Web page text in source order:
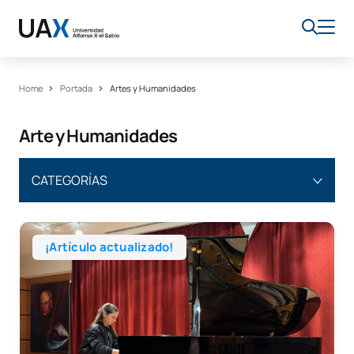
Home Portada Artes y Humanidades
Arte y Humanidades
CATEGORÍAS
FP
Portada
Guías para elegir qué estudiar
Tecnología
Salud
¡Artículo actualizado!